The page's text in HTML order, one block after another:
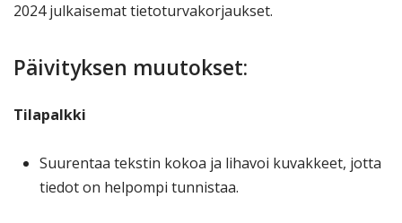
2024 julkaisemat tietoturvakorjaukset.
Päivityksen muutokset:
Tilapalkki
Suurentaa tekstin kokoa ja lihavoi kuvakkeet, jotta
tiedot on helpompi tunnistaa.